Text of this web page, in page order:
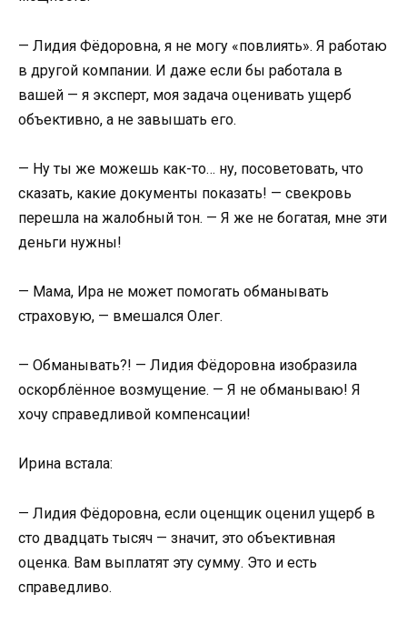
— Лидия Фёдоровна, я не могу «повлиять». Я работаю
в другой компании. И даже если бы работала в
вашей — я эксперт, моя задача оценивать ущерб
объективно, а не завышать его.
— Ну ты же можешь как-то… ну, посоветовать, что
сказать, какие документы показать! — свекровь
перешла на жалобный тон. — Я же не богатая, мне эти
деньги нужны!
— Мама, Ира не может помогать обманывать
страховую, — вмешался Олег.
— Обманывать?! — Лидия Фёдоровна изобразила
оскорблённое возмущение. — Я не обманываю! Я
хочу справедливой компенсации!
Ирина встала:
— Лидия Фёдоровна, если оценщик оценил ущерб в
сто двадцать тысяч — значит, это объективная
оценка. Вам выплатят эту сумму. Это и есть
справедливо.